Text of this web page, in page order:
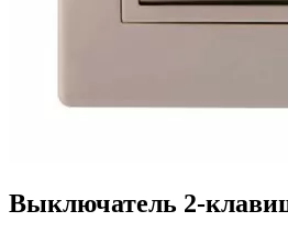
Выключатель 2-